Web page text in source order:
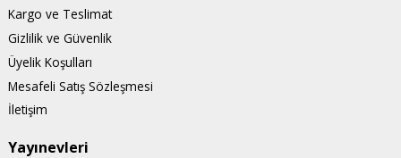
Kargo ve Teslimat
Gizlilik ve Güvenlik
Üyelik Koşulları
Mesafeli Satış Sözleşmesi
İletişim
Yayınevleri